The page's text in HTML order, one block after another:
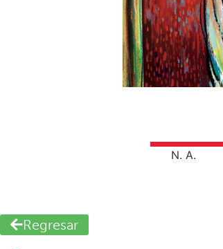
N. A.
Regresar